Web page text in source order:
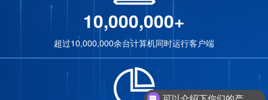
10,000,000+
超过10,000,000余台计算机同时运行客户端
可以介绍下你们的产品么？